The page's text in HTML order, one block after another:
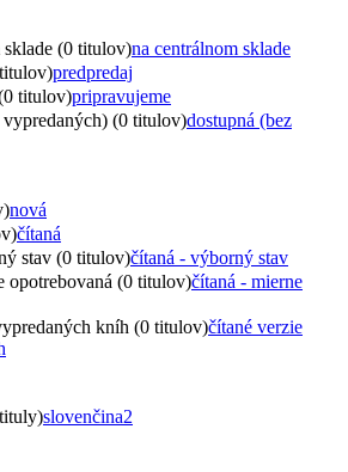
sklade (0 titulov)na centrálnom sklade
predpredaj
titulov)pripravujeme
vypredaných) (0 titulov)dostupná (bez
nová
čítaná
stav (0 titulov)čítaná - výborný stav
opotrebovaná (0 titulov)čítaná - mierne
kníh (0 titulov)čítané verzie
slovenčina2